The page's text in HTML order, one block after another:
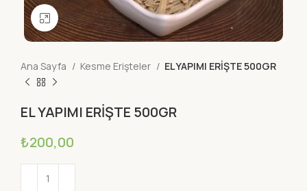
Büyütmek için tıklayın
Ana Sayfa Kesme Erişteler EL YAPIMI ERİŞTE 500GR
EL YAPIMI ERİŞTE 500GR
₺200,00